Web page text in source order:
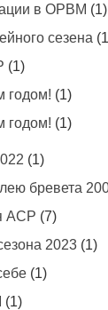
в ОРВМ (1)
сезена
(1)
годом! (1)
годом! (1)
(1)
бревета
АСР (7)
2023(1)
(1)
(1)